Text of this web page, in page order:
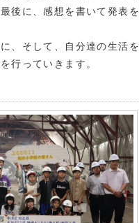
後に、感想を書いて発表を
、そして、自分達の生活を
行っていきます。